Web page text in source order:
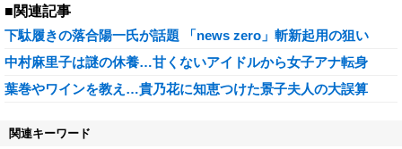
■関連記事
下駄履きの落合陽一氏が話題 「news zero」斬新起用の狙い
中村麻里子は謎の休養…甘くないアイドルから女子アナ転身
葉巻やワインを教え…貴乃花に知恵つけた景子夫人の大誤算
関連キーワード